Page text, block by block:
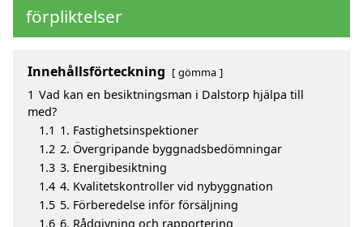
förpliktelser
Innehållsförteckning gömma
1 Vad kan en besiktningsman i Dalstorp hjälpa till
med?
1.1 1. Fastighetsinspektioner
1.2 2. Övergripande byggnadsbedömningar
1.3 3. Energibesiktning
1.4 4. Kvalitetskontroller vid nybyggnation
1.5 5. Förberedelse inför försäljning
1.6 6. Rådgivning och rapportering